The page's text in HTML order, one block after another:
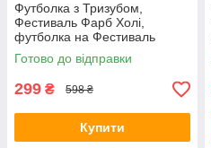
Футболка з Тризубом,
Фестиваль Фарб Холі,
футболка на Фестиваль
Фарб, Рекомендується на
Holi Fest!
Готово до відправки
299 ₴ 598 ₴
Купити